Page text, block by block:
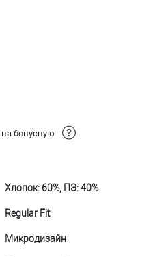
бонусную
Хлопок: 60%, ПЭ: 40%
Regular Fit
Микродизайн